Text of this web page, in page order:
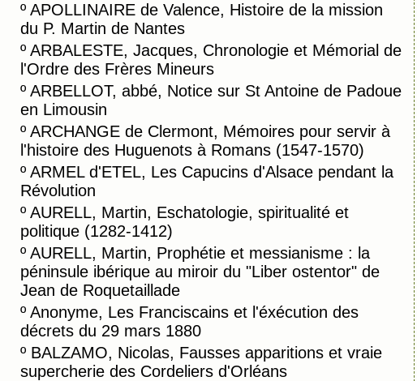
º APOLLINAIRE de Valence, Histoire de la mission
du P. Martin de Nantes
º ARBALESTE, Jacques, Chronologie et Mémorial de
l'Ordre des Frères Mineurs
º ARBELLOT, abbé, Notice sur St Antoine de Padoue
en Limousin
º ARCHANGE de Clermont, Mémoires pour servir à
l'histoire des Huguenots à Romans (1547-1570)
º ARMEL d'ETEL, Les Capucins d'Alsace pendant la
Révolution
º AURELL, Martin, Eschatologie, spiritualité et
politique (1282-1412)
º AURELL, Martin, Prophétie et messianisme : la
péninsule ibérique au miroir du "Liber ostentor" de
Jean de Roquetaillade
º Anonyme, Les Franciscains et l'éxécution des
décrets du 29 mars 1880
º BALZAMO, Nicolas, Fausses apparitions et vraie
supercherie des Cordeliers d'Orléans